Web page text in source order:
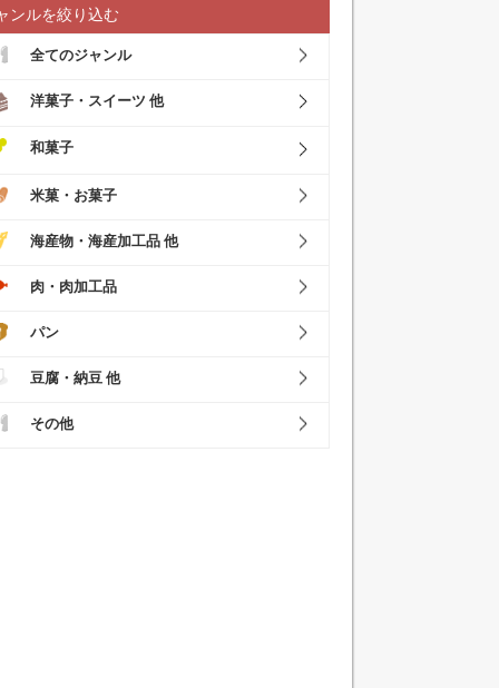
ンルを絞り込む
全てのジャンル
洋菓子・スイーツ 他
和菓子
米菓・お菓子
海産物・海産加工品 他
肉・肉加工品
パン
豆腐・納豆 他
その他